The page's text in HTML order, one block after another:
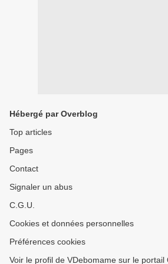
Hébergé par Overblog
Top articles
Pages
Contact
Signaler un abus
C.G.U.
Cookies et données personnelles
Préférences cookies
Voir le profil de VDebomame sur le portail